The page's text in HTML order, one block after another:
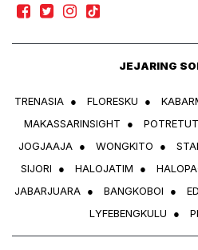
JEJARING
TRENASIA ● FLORESKU ●
MAKASSARINSIGHT
●
JOGJAAJA ● WONGKITO ●
SIJORI
● HALOJATIM ●
JABARJUARA ● BANGKOBOI ●
LYFEBENGKULU
●